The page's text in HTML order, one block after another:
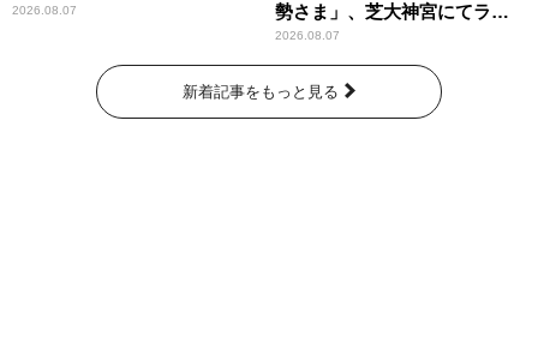
2026.08.07
勢さま」、芝大神宮にてラン
パンプスが合格祈願！
2026.08.07
新着記事をもっと見る